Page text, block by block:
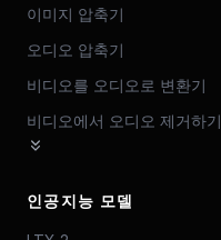
이미지 압축기
오디오 압축기
비디오를 오디오로 변환기
비디오에서 오디오 제거하기
인공지능 모델